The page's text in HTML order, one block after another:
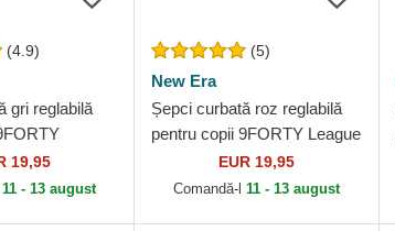
(4.9)
gri reglabilă
York
de New Era
19,95
11 - 13 august
(5)
New Era
Șepci curbată roz reglabilă
pentru copii 9FORTY League
Essential de New York
Yankees MLB de New Era
EUR 19,95
Comandă-l 11 - 13 august